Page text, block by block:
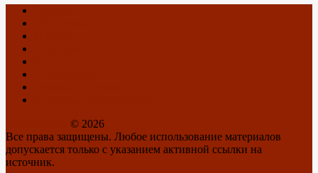
© 2026
Все права защищены. Любое использование материалов
допускается только с указанием активной ссылки на
источник.